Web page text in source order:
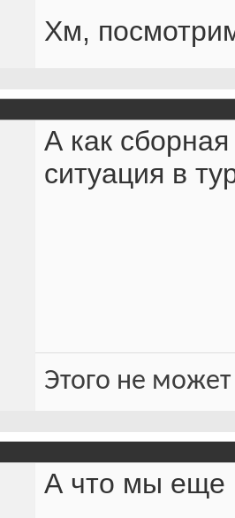
Хм,
А как
ситуация в
Этого не
А что мы еще